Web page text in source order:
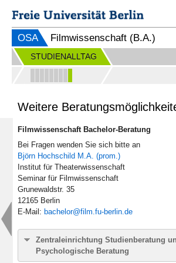
OSA Filmwissenschaft (B.A.)
STUDIENALLTAG
Weitere
Filmwissenschaft Bachelor-Beratung
Bei Fragen wenden Sie sich bitte an
Björn Hochschild M.A. (prom.)
Institut für Theaterwissenschaft
Seminar für Filmwissenschaft
Grunewaldstr. 35
12165 Berlin
E-Mail: bachelor@film.fu-berlin.de
Zentraleinrichtung Studienberatung
Psychologische Beratung